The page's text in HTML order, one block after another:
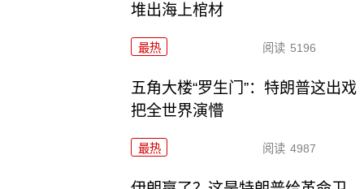
堆出海上棺材
最热 阅读 5196
五角大楼“罗生门”：特朗普这出戏
把全世界演懵
最热 阅读 4987